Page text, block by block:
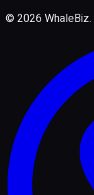
© 2026 WhaleBiz.